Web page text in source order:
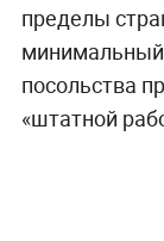
пределы
посольства
«штатной